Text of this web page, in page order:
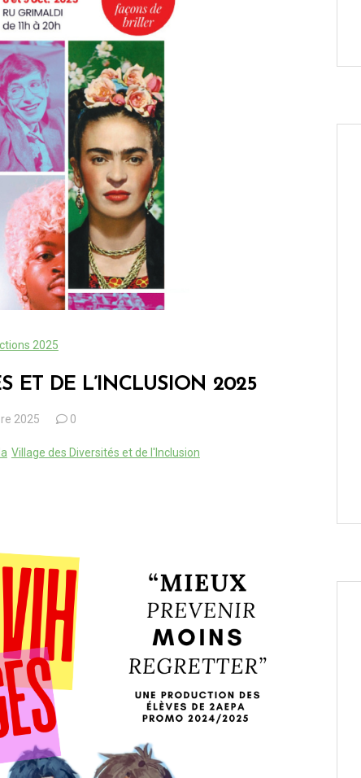
2025
ET DE L’INCLUSION 2025
2025 0
Village des Diversités et de l'Inclusion